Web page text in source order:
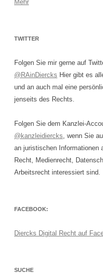
Mehr
TWITTER
Folgen Sie mir gerne auf
@RAinDiercks Hier gibt es
und an auch mal eine
jenseits des Rechts.
Folgen Sie dem Kanzlei-
@kanzleidiercks, wenn Sie
an juristischen Informationen
Recht, Medienrecht,
Arbeitsrecht interessiert sind.
FACEBOOK:
Diercks Digital Recht auf
SUCHE